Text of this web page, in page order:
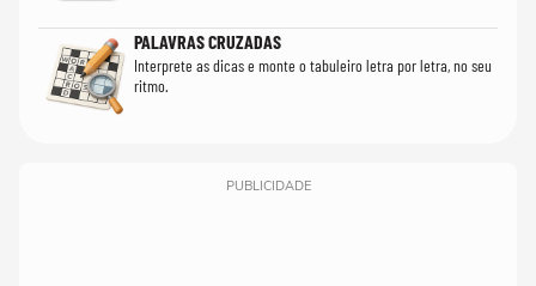
PALAVRAS CRUZADAS
Interprete as dicas e monte o tabuleiro letra por letra, no seu
ritmo.
PUBLICIDADE